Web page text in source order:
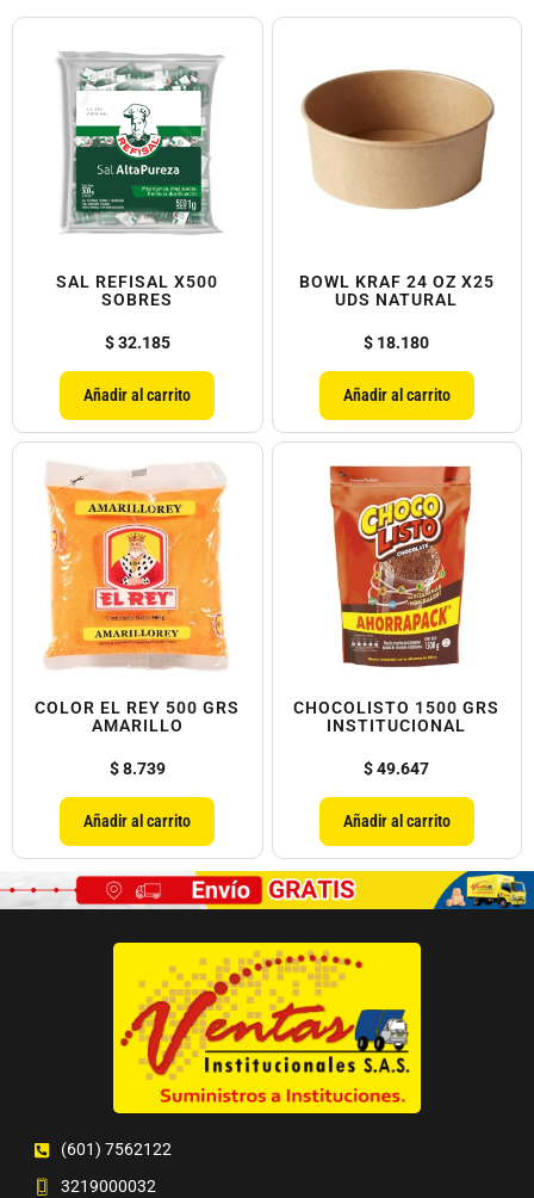
SAL REFISAL X500
SOBRES
$32.185
Añadir al carrito
BOWL KRAF 24 OZ X25
UDS NATURAL
$ 18.180
Añadir al carrito
COLOR EL REY 500 GRS
AMARILLO
$8.739
Añadir al carrito
CHOCOLISTO 1500 GRS
INSTITUCIONAL
$49.647
Añadir al carrito
(601) 7562122
3219000032